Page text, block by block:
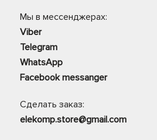
Мы в мессенджерах:
Viber
Telegram
WhatsApp
Facebook messanger
Сделать заказ:
elekomp.store@gmail.com